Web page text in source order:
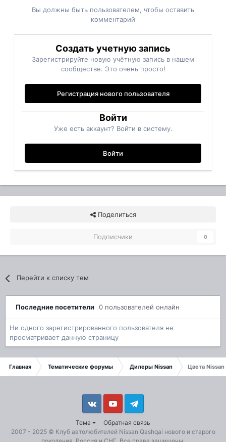
Вы должны быть пользователем, чтобы оставить
комментарий
Создать учетную запись
Зарегистрируйте новую учётную запись в нашем
сообществе. Это очень просто!
Регистрация нового пользователя
Войти
Уже есть аккаунт? Войти в систему.
Войти
Поделиться
Подписчики 0
Перейти к списку тем
Последние посетители 0 пользователей онлайн
Ни одного зарегистрированного пользователя не
просматривает данную страницу
Главная Тематические форумы Дилеры Nissan Цвета Nissan
Тема Обратная связь
VkontakteYouTube Telegram
2007 - 2025 © Клуб автолюбителей Nissan Qashqai нового и старого